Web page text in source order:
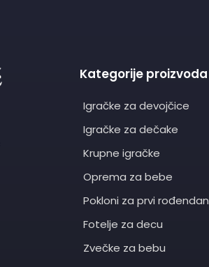
Kategorije proizvoda
Igračke za devojčice
Igračke za dečake
Krupne igračke
Oprema za bebe
Pokloni za prvi rođendan
Fotelje za decu
Zvečke za bebu